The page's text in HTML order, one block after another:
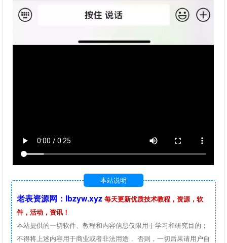
本站说明
老表资源网：lbzyw.xyz 每天更新优质技术教程，资源，软
件，活动，资讯！
本站提供的一切软件、教程和内容信息仅限用于学习和研究目的；
不得将上述内容用于商业或者非法用途， 否则，一切后果请用户自